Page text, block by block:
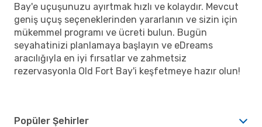
Bay'e uçuşunuzu ayırtmak hızlı ve kolaydır. Mevcut
geniş uçuş seçeneklerinden yararlanın ve sizin için
mükemmel programı ve ücreti bulun. Bugün
seyahatinizi planlamaya başlayın ve eDreams
aracılığıyla en iyi fırsatlar ve zahmetsiz
rezervasyonla Old Fort Bay'i keşfetmeye hazır olun!
Popüler Şehirler